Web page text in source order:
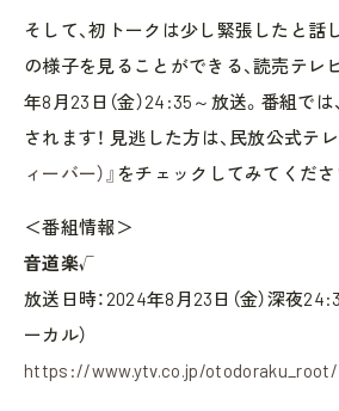
そして、初トークは少し緊張したと話
の様子を見ることができる、読売テレ
年8月23日（金）24:35～放送。番組で
されます！ 見逃した方は、民放公式テ
ィーバー）』 をチェックしてみてくださ
＜番組情報＞
音道楽√
放送日時：2024年8月23日（金）深夜
ーカル）
https://www.ytv.co.jp/otodoraku_root/